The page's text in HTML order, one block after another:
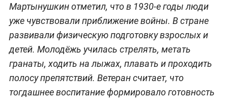
Мартынушкин отметил, что в 1930-е годы люди
уже чувствовали приближение войны. В стране
развивали физическую подготовку взрослых и
детей. Молодёжь училась стрелять, метать
гранаты, ходить на лыжах, плавать и проходить
полосу препятствий. Ветеран считает, что
тогдашнее воспитание формировало готовность